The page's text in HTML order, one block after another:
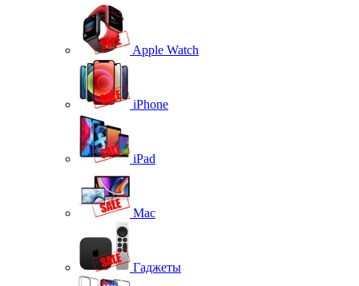
Apple Watch
iPhone
iPad
Mac
Гаджеты